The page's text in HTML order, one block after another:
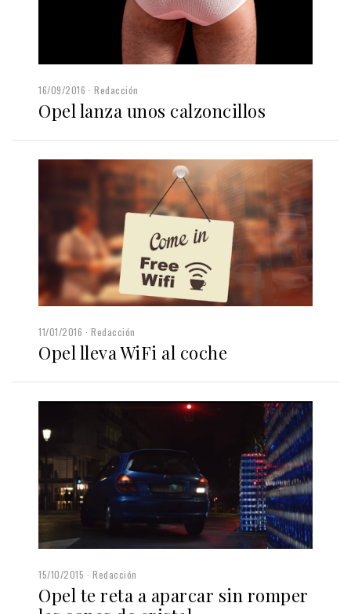
16/09/2016 Redacción
Opel lanza unos calzoncillos
11/01/2016 Redacción
Opel lleva WiFi al coche
15/10/2015 Redacción
Opel te reta a aparcar sin romper